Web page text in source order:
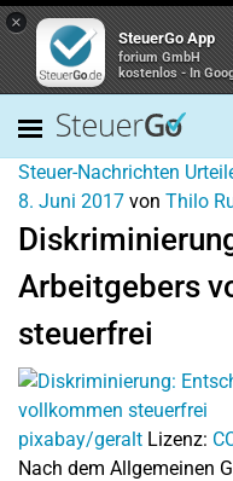
×
SteuerGo App
forium GmbH
kostenlos - In
Steuer-Nachrichten
8. Juni 2017 von Thilo
Arbeitgebers
steuerfrei
pixabay/geralt Lizenz:
Nach dem Allgemeinen